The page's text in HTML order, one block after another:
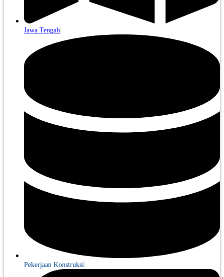
Jawa Tengah
Pekerjaan Konstruksi